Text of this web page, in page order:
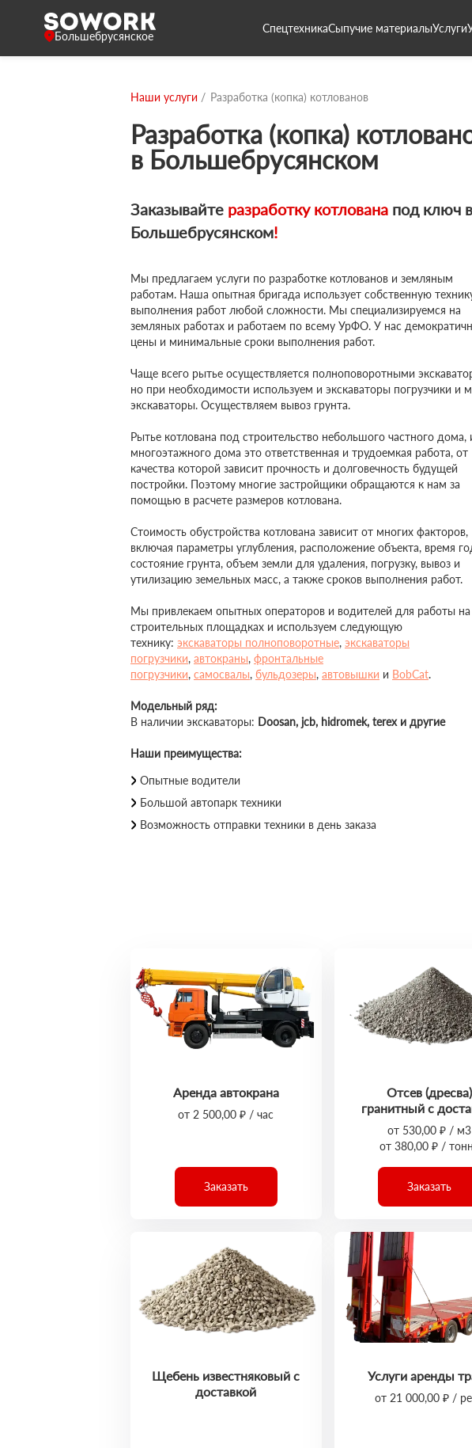
Большебрусянское
СпецтехникаСыпучие материалыУслуги
Наши услуги Разработка (копка) котлованов
Разработка (копка)
в Большебрусянском
Заказывайте разработку котлована под ключ в
Большебрусянском!
Мы предлагаем услуги по разработке котлованов и земляным
работам. Наша опытная бригада использует собственную
выполнения работ любой сложности. Мы специализируемся на
земляных работах и работаем по всему УрФО. У нас
цены и минимальные сроки выполнения работ.
Чаще всего рытье осуществляется полноповоротными
но при необходимости используем и экскаваторы погрузчики и
экскаваторы. Осуществляем вывоз грунта.
Рытье котлована под строительство небольшого частного дома,
многоэтажного дома это ответственная и трудоемкая работа, от
качества которой зависит прочность и долговечность будущей
постройки. Поэтому многие застройщики обращаются к нам за
помощью в расчете размеров котлована.
Стоимость обустройства котлована зависит от многих факторов,
включая параметры углубления, расположение объекта, время
состояние грунта, объем земли для удаления, погрузку, вывоз и
утилизацию земельных масс, а также сроков выполнения работ.
Мы привлекаем опытных операторов и водителей для работы на
строительных площадках и используем следующую
технику: экскаваторы полноповоротные, экскаваторы
погрузчики, автокраны, фронтальные
погрузчики, самосвалы, бульдозеры, автовышки и BobCat.
Модельный ряд:
В наличии экскаваторы: Doosan, jcb, hidromek, terex и другие
Наши преимущества:
Опытные водители
Большой автопарк техники
Возможность отправки техники в день заказа
Аренда автокрана
от 2 500,00 ₽ / час
Заказать
Отсев (дресва)
гранитный с
от 530,00 ₽ / м3
от 380,00 ₽ /
Заказать
Щебень известняковый с
доставкой
Услуги аренды
от 21 000,00 ₽ /